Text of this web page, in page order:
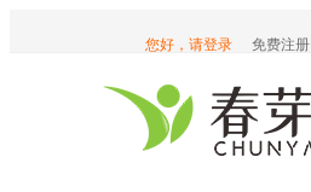
您好，请登录 免费注册